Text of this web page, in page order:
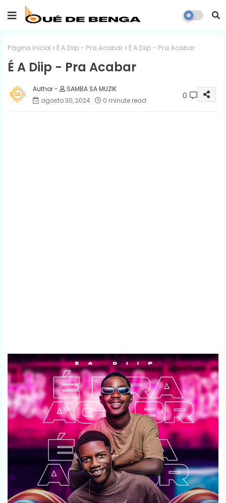
Página inicial É A Diip - Pra Acabar É A Diip - Pra Acabar
É A Diip - Pra Acabar
SAMBA SA MUZIK
agosto 30, 2024
0 minute read 0